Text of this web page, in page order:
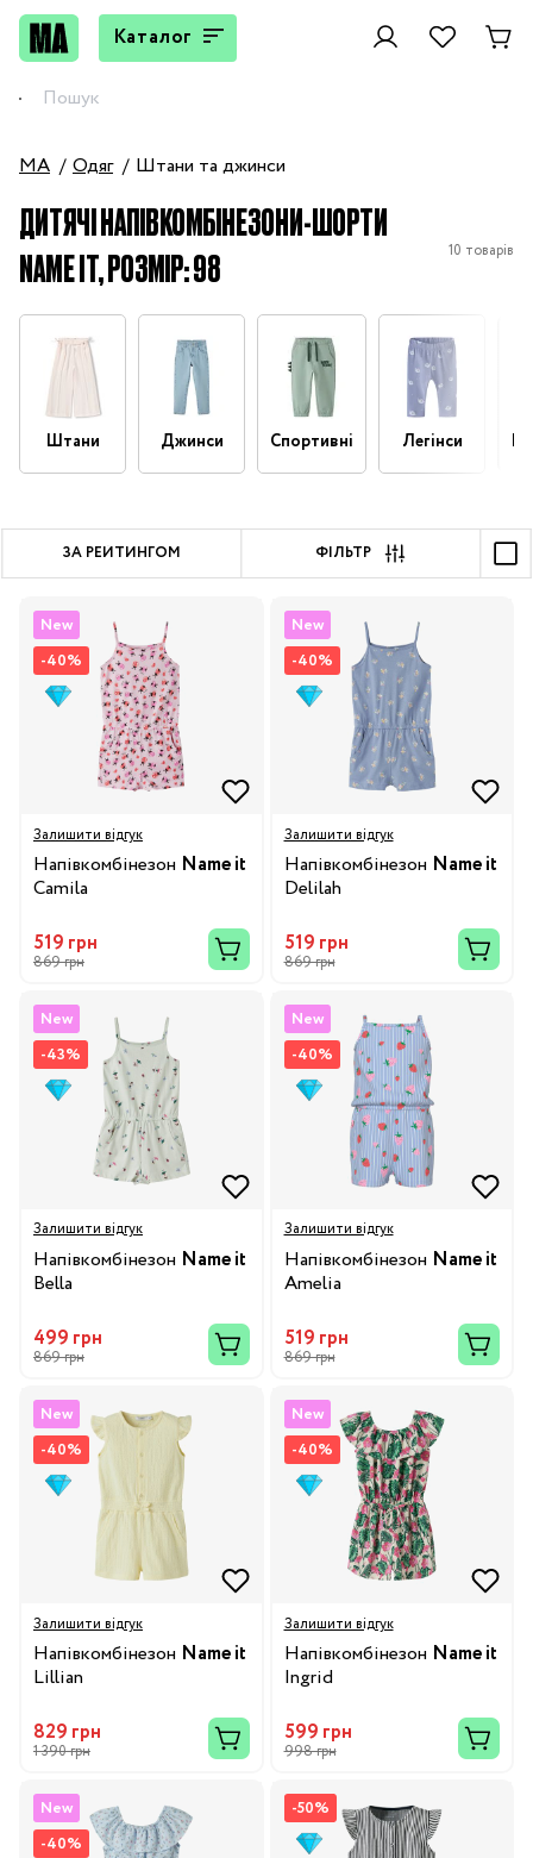
Каталог
MA Одяг Штани та джинси
ДИТЯЧІ НАПІВКОМБІНЕЗОНИ-ШОРТИ
NAME IT, РОЗМІР: 98
10 товарів
Штани Джинси Спортивні Легінси
ЗА РЕЙТИНГОМ ФІЛЬТР
New
-40%
Залишити відгук
Напівкомбінезон Name it
Camila
519 грн
869 грн
New
-40%
Залишити відгук
Напівкомбінезон Name it
Delilah
519 грн
869 грн
New
-43%
Залишити відгук
Напівкомбінезон Name it
Bella
499 грн
869 грн
New
-40%
Залишити відгук
Напівкомбінезон Name it
Amelia
519 грн
869 грн
New
-40%
Залишити відгук
Напівкомбінезон Name it
Lillian
829 грн
1 390 грн
New
-40%
Залишити відгук
Напівкомбінезон Name it
Ingrid
599 грн
998 грн
New
-40%
-50%